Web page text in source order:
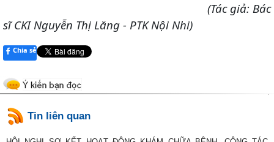
(Tác giả: Bác
sĩ CKI Nguyễn Thị Lăng - PTK Nội Nhi)
Chia sẻ
Tin liên quan